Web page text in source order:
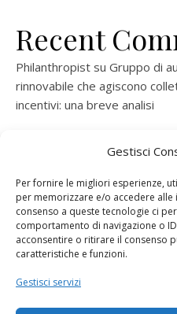
Gestisci
Per fornire le migliori esperienze,
per memorizzare e/o accedere
consenso a queste tecnologie ci
comportamento di navigazione o
acconsentire o ritirare il consenso
caratteristiche e funzioni.
Gestisci servizi
Recent
Philanthropist su Gruppo di
rinnovabile che agiscono
incentivi: una breve analisi
rinnovabile che agiscono
ramatogelsuGruppo di
rinnovabile che agiscono
incentivi: una breve analisi
consorzio per la produzione